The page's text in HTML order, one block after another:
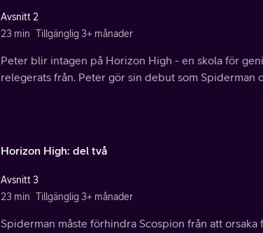
Avsnitt 2
23 min Tillgänglig 3+ månader
Peter blir intagen på Horizon High - en skola för
relegerats från. Peter gör sin debut som Spiderman
Horizon High: del två
Avsnitt 3
23 min Tillgänglig 3+ månader
Spiderman måste förhindra Scospion från att orsaka